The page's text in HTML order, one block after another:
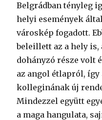
Belgrádban tényleg
helyi események
városkép fogadott.
beleillett az a hely is,
dohányzó része volt
az angol étlapról, így
kolleginának új
Mindezzel együtt
a maga hangulata,